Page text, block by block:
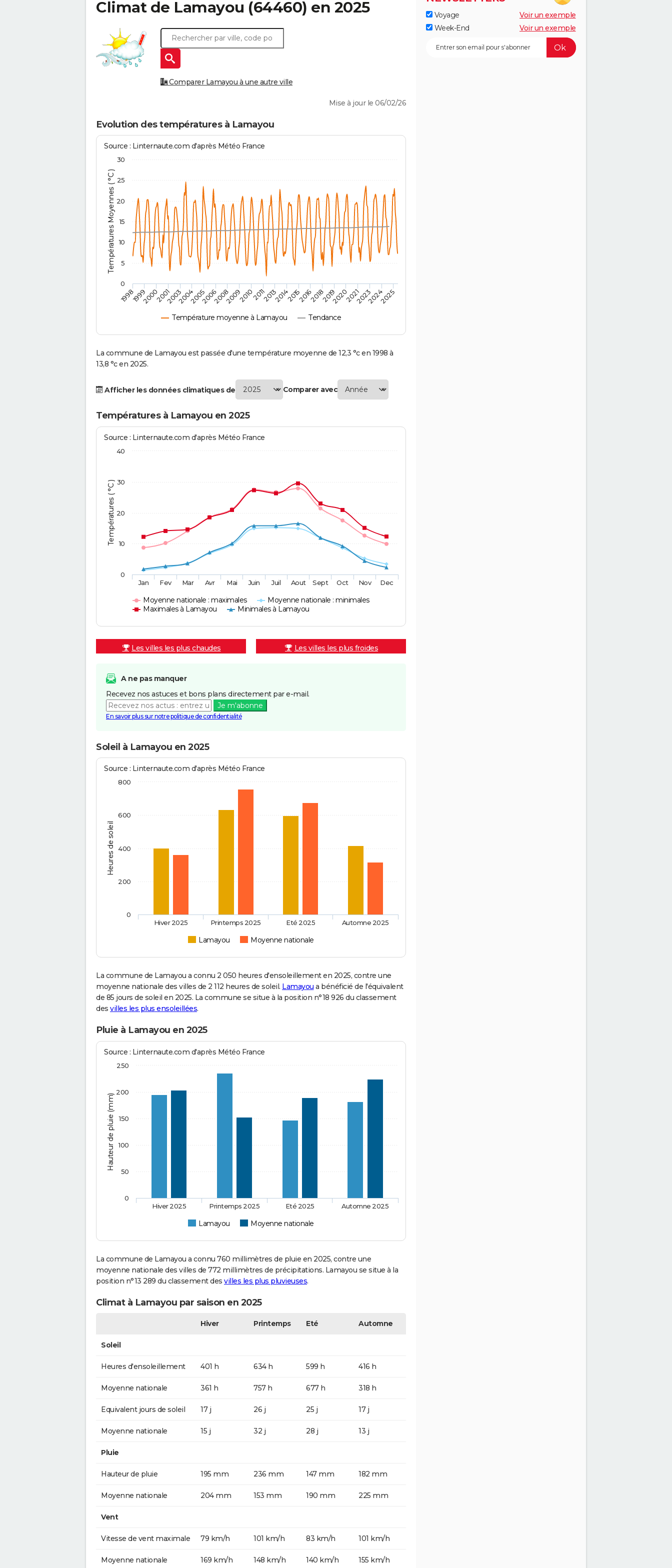
Climat de Lamayou (64460) en 2025
Comparer Lamayou à une autre ville
Mise à jour le 06/02/26
Evolution des températures à Lamayou
Températures Moyennes ( °C )
Source : Linternaute.com d'après Météo France
Température moyenne à Lamayou Tendance
1998 2014
199920002001200320042005200620082009201020112013 201520162018201920202021202320242025
0
5
10
15
20
25
30
La commune de Lamayou est passée d'une température moyenne de 12,3 °c en 1998 à
13,8 °c en 2025.
Afficher les données climatiques de Comparer avec
Températures à Lamayou en 2025
Températures ( °C )
Source : Linternaute.com d'après Météo France
Moyenne nationale : maximales
Moyenne nationale : minimales
Maximales à Lamayou
Minimales à Lamayou
Jan Fev Mar Avr Mai Juin Juil Aout Sept Oct Nov Dec
0
10
20
30
40
Les villes les plus chaudes Les villes les plus froides
A ne pas manquer
Recevez nos astuces et bons plans directement par e-mail.
Je m'abonne
En savoir plus sur notre politique de confidentialité
Soleil à Lamayou en 2025
Heures de soleil
Source : Linternaute.com d'après Météo France
Lamayou Moyenne nationale
Hiver 2025 Printemps 2025 Eté 2025 Automne 2025
0
200
400
600
800
La commune de Lamayou a connu 2 050 heures d'ensoleillement en 2025, contre une
moyenne nationale des villes de 2 112 heures de soleil. Lamayou a bénéficié de l'équivalent
de 85 jours de soleil en 2025. La commune se situe à la position n°18 926 du classement
des villes les plus ensoleillées.
Pluie à Lamayou en 2025
Hauteur de pluie (mm)
Source : Linternaute.com d'après Météo France
Lamayou Moyenne nationale
Hiver 2025 Printemps 2025 Eté 2025 Automne 2025
0
50
100
150
200
250
La commune de Lamayou a connu 760 millimètres de pluie en 2025, contre une
moyenne nationale des villes de 772 millimètres de précipitations. Lamayou se situe à la
position n°13 289 du classement des villes les plus pluvieuses.
Climat à Lamayou par saison en 2025
Hiver Printemps Eté Automne
Soleil
Heures d'ensoleillement 401 h 634 h 599 h 416 h
Moyenne nationale 361 h 757 h 677 h 318 h
Equivalent jours de soleil 17 j 26 j 25 j 17 j
Moyenne nationale 15 j 32 j 28 j 13 j
Pluie
Hauteur de pluie 195 mm 236 mm 147 mm 182 mm
Moyenne nationale 204 mm 153 mm 190 mm 225 mm
Vent
Vitesse de vent maximale 79 km/h 101 km/h 83 km/h 101 km/h
Moyenne nationale 169 km/h 148 km/h 140 km/h 155 km/h
Voyage
Voir un exemple
Week-End
Voir un exemple